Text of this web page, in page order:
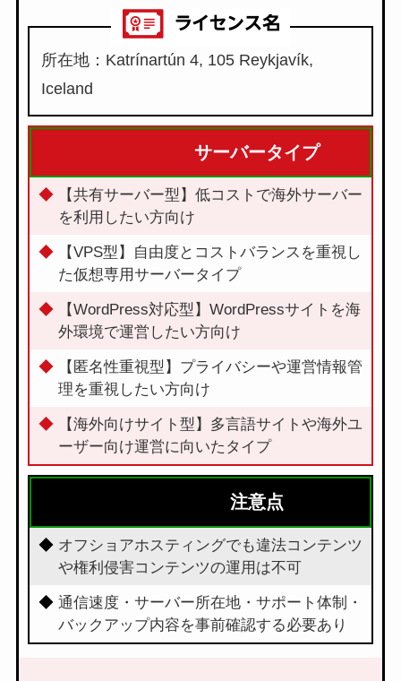
所在地：Katrínartún 4, 105 Reykjavík,
Iceland
サーバータイプ
【共有サーバー型】低コストで海外サーバー
を利用したい方向け
【VPS型】自由度とコストバランスを重視し
た仮想専用サーバータイプ
【WordPress対応型】WordPressサイトを海
外環境で運営したい方向け
【匿名性重視型】プライバシーや運営情報管
理を重視したい方向け
【海外向けサイト型】多言語サイトや海外ユ
ーザー向け運営に向いたタイプ
注意点
オフショアホスティングでも違法コンテンツ
や権利侵害コンテンツの運用は不可
通信速度・サーバー所在地・サポート体制・
バックアップ内容を事前確認する必要あり